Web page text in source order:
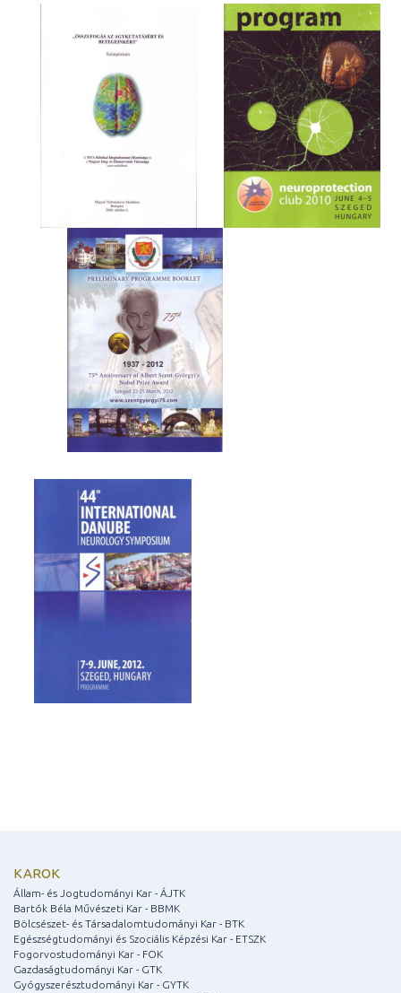
KAROK
Állam- és Jogtudományi Kar - ÁJTK
Bartók Béla Művészeti Kar - BBMK
Bölcsészet- és Társadalomtudományi Kar - BTK
Egészségtudományi és Szociális Képzési Kar - ETSZK
Fogorvostudományi Kar - FOK
Gazdaságtudományi Kar - GTK
Gyógyszerésztudományi Kar - GYTK